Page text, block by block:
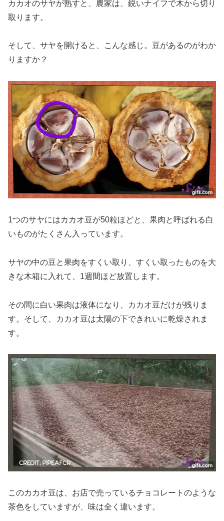
カカオのサヤが熟すと、農家は、鋭いナイフで木から切り
取ります。
そして、サヤを開けると、こんな感じ。豆があるのがわか
りますか？
1つのサヤにはカカオ豆が50粒ほどと、果肉と呼ばれる白
いものがたくさん入っています。
サヤの中の豆と果肉をすくい取り、すくい取ったものを大
きな木箱に入れて、1週間ほど放置します。
その間に白い果肉は液体になり、カカオ豆だけが残りま
す。そして、カカオ豆は太陽の下できれいに乾燥されま
す。
このカカオ豆は、お店で売っているチョコレートのような
茶色をしていますが、味は全く違います。